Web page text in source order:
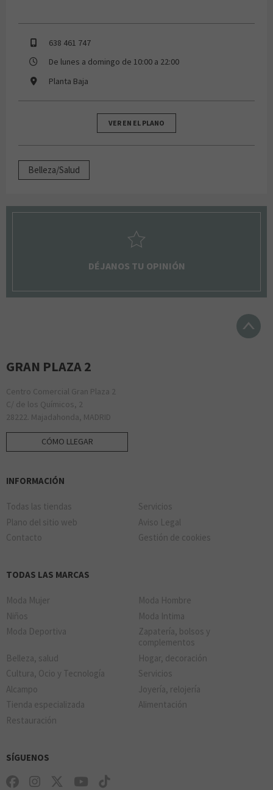
638 461 747
De lunes a domingo de 10:00 a 22:00
Planta Baja
VER EN EL PLANO
Belleza/Salud
DÉJANOS TU OPINIÓN
GRAN PLAZA 2
Centro Comercial Gran Plaza 2
C/ de los Químicos, 2
28222. Majadahonda, MADRID
CÓMO LLEGAR
INFORMACIÓN
Todas las tiendas
Servicios
Plano del sitio web
Aviso Legal
Contacto
Gestión de cookies
TODAS LAS MARCAS
Moda Mujer
Moda Hombre
Niños
Moda Intima
Moda Deportiva
Zapatería, bolsos y
complementos
Belleza, salud
Hogar, decoración
Cultura, Ocio y Tecnología
Servicios
Alcampo
Joyería, relojería
Tienda especializada
Alimentación
Restauración
SÍGUENOS